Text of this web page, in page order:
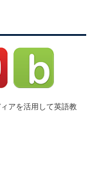
アを活用して英語教